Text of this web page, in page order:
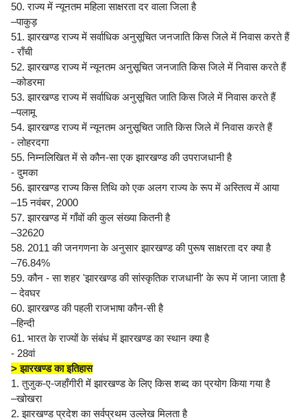
50. राज्य में न्यूनतम महिला साक्षरता दर वाला जिला है
–पाकुड़
51. झारखण्ड राज्य में सर्वाधिक अनुसूचित जनजाति किस जिले में निवास करते हैं
- राँची
52. झारखण्ड राज्य में न्यूनतम अनुसूचित जनजाति किस जिले में निवास करते हैं
–कोडरमा
53. झारखण्ड राज्य में सर्वाधिक अनुसूचित जाति किस जिले में निवास करते हैं
–पलामू
54. झारखण्ड राज्य में न्यूनतम अनुसूचित जाति किस जिले में निवास करते हैं
- लोहरदगा
55. निम्नलिखित में से कौन-सा एक झारखण्ड की उपराजधानी है
- दुमका
56. झारखण्ड राज्य किस तिथि को एक अलग राज्य के रूप में अस्तित्व में आया
–15 नवंबर, 2000
57. झारखण्ड में गाँवों की कुल संख्या कितनी है
–32620
58. 2011 की जनगणना के अनुसार झारखण्ड की पुरूष साक्षरता दर क्या है
–76.84%
59. कौन - सा शहर 'झारखण्ड की सांस्कृतिक राजधानी' के रूप में जाना जाता है
– देवघर
60. झारखण्ड की पहली राजभाषा कौन-सी है
–हिन्दी
61. भारत के राज्यों के संबंध में झारखण्ड का स्थान क्या है
- 28वां
> झारखण्ड का इतिहास
1. तुजुक-ए-जहाँगीरी में झारखण्ड के लिए किस शब्द का प्रयोग किया गया है
–खोखरा
2. झारखण्ड प्रदेश का सर्वप्रथम उल्लेख मिलता है